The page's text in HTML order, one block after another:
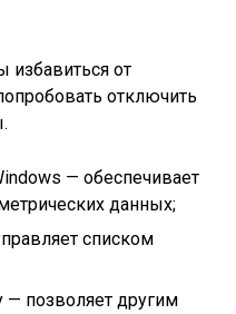
избавиться от
отключить
— обеспечивает
данных;
списком
— позволяет другим